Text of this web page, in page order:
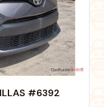
#6392